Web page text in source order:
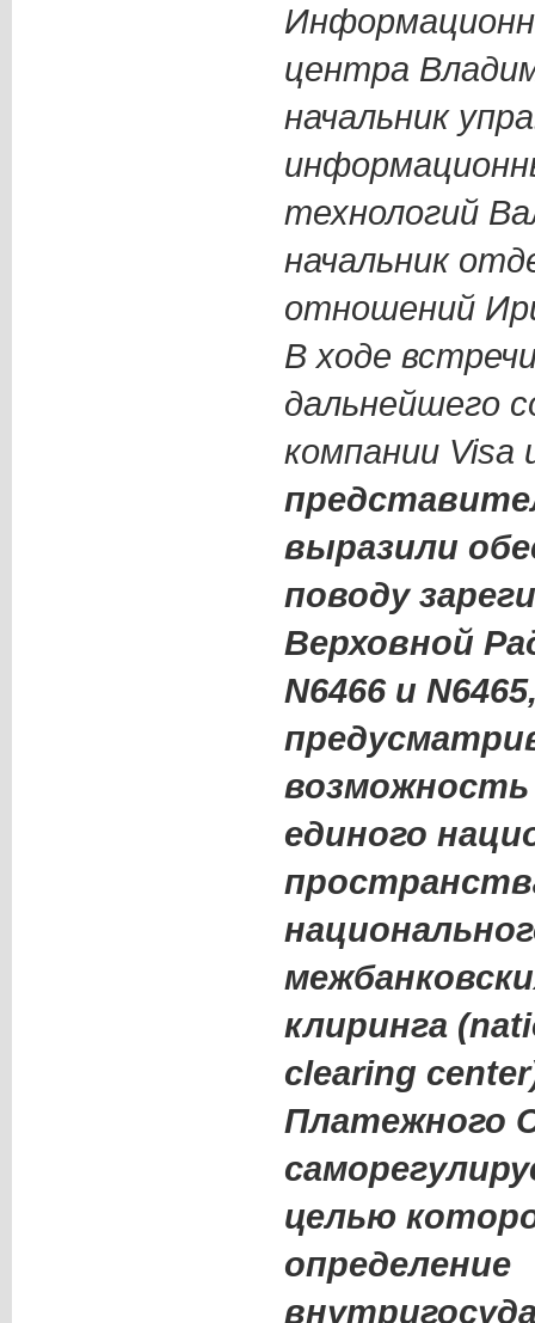
центра
начальник
технологий
начальник
отношений
В ходе
дальнейшего
компании Visa
выразили
поводу
Верховной
N6466 и
возможность
единого
клиринга
clearing
Платежного
целью
определение